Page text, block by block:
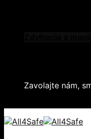
Zavolajte nám,